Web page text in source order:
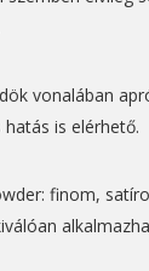
vonalában
is elérhető.
finom,